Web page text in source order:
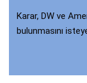
Karar, DW ve
bulunmasını